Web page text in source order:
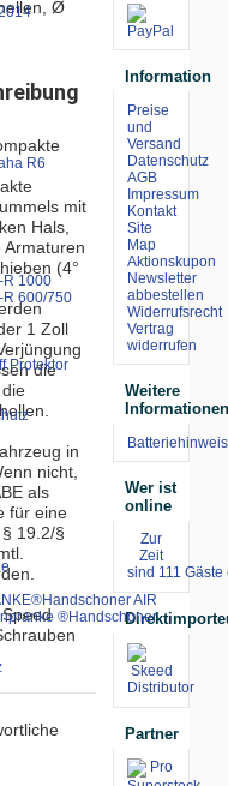
R6
R 1000
R 600/750
Protektor
AIR
®Handschoner
Ø
mit
Hals,
(4°
1 Zoll
die
in
nicht,
als
für eine
19.2/§
Information
Preise
und
Versand
Datenschutz
AGB
Impressum
Kontakt
Site
Map
Aktionskupon
Newsletter
abbestellen
Widerrufsrecht
Vertrag
widerrufen
Weitere
Batteriehinweis
Wer ist
online
Zur
Zeit
sind 111 Gäste
Partner